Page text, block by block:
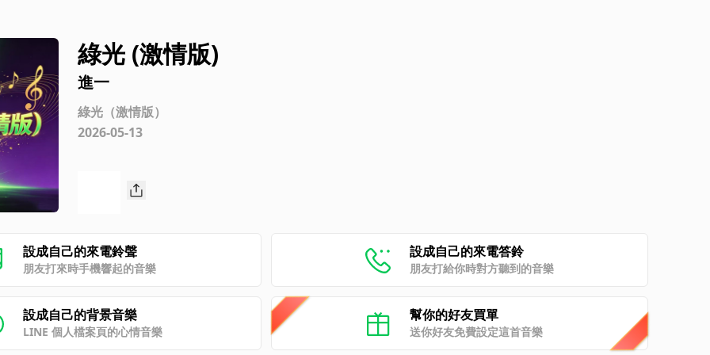
綠光 (激情版)
進一
綠光（激情版）
2026-05-13
設成自己的來電鈴聲
朋友打來時手機響起的音樂
設成自己的來電答鈴
朋友打給你時對方聽到的音樂
設成自己的背景音樂
LINE 個人檔案頁的心情音樂
幫你的好友買單
送你好友免費設定這首音樂